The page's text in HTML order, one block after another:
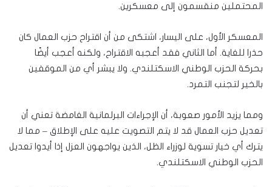
المحتملين منقسمون إلى معسكرين.
المعسكر الأول، على اليسار، اشتكى من أن اقتراح حزب العمال كان
حذرا للغاية. أما الثاني فقد أعجبه الاقتراح، ولكنه أعجب أيضًا
بحركة الحزب الوطني الاسكتلندي. ولا يبشر أي من الموقفين
بالخير لتجنب التمرد.
ومما يزيد الأمور صعوبة، أن الإجراءات البرلمانية الغامضة تعني أن
تعديل حزب العمال قد لا يتم التصويت عليه على الإطلاق – مما لا
يترك أي خيار تسوية لوزراء الظل، الذين يواجهون العزل إذا أيدوا تعديل
الحزب الوطني الاسكتلندي.